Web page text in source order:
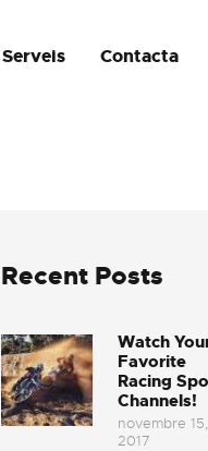
Serveis Contacta
Recent Posts
Watch
Favorite
Racing
Channels!
novembre 15,
2017